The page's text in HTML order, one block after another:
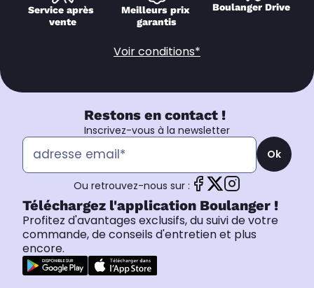
Service après
vente
Meilleurs prix
garantis
Boulanger Drive
Voir conditions*
Restons en contact !
Inscrivez-vous à la newsletter
Ok
Ou retrouvez-nous sur :
Téléchargez l'application Boulanger !
Profitez d'avantages exclusifs, du suivi de votre
commande, de conseils d'entretien et plus
encore.